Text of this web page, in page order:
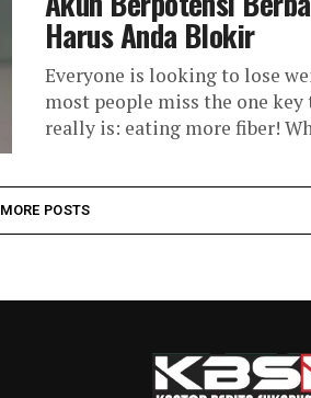
Harus Anda Blokir
Everyone is looking to lose
most people miss the one
really is: eating more fiber!
MORE POSTS